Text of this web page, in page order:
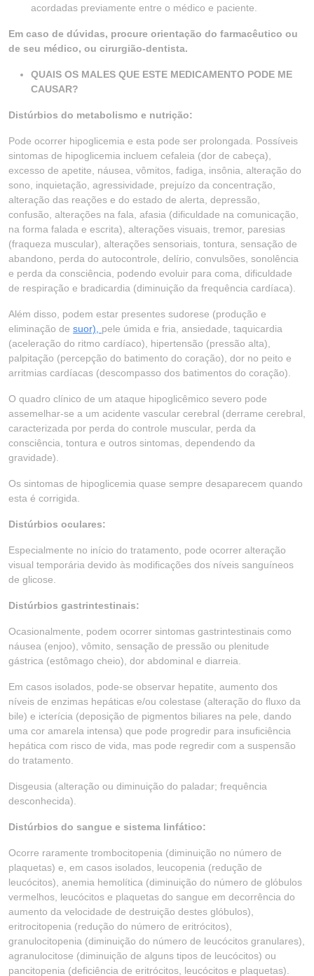
acordadas previamente entre o médico e paciente.
Em caso de dúvidas, procure orientação do farmacêutico ou
de seu médico, ou cirurgião-dentista.
QUAIS OS MALES QUE ESTE MEDICAMENTO PODE ME
CAUSAR?
Distúrbios do metabolismo e nutrição:
Pode ocorrer hipoglicemia e esta pode ser prolongada. Possíveis
sintomas de hipoglicemia incluem cefaleia (dor de cabeça),
excesso de apetite, náusea, vômitos, fadiga, insônia, alteração do
sono, inquietação, agressividade, prejuízo da concentração,
alteração das reações e do estado de alerta, depressão,
confusão, alterações na fala, afasia (dificuldade na comunicação,
na forma falada e escrita), alterações visuais, tremor, paresias
(fraqueza muscular), alterações sensoriais, tontura, sensação de
abandono, perda do autocontrole, delírio, convulsões, sonolência
e perda da consciência, podendo evoluir para coma, dificuldade
de respiração e bradicardia (diminuição da frequência cardíaca).
Além disso, podem estar presentes sudorese (produção e
eliminação de suor), pele úmida e fria, ansiedade, taquicardia
(aceleração do ritmo cardíaco), hipertensão (pressão alta),
palpitação (percepção do batimento do coração), dor no peito e
arritmias cardíacas (descompasso dos batimentos do coração).
O quadro clínico de um ataque hipoglicêmico severo pode
assemelhar-se a um acidente vascular cerebral (derrame cerebral,
caracterizada por perda do controle muscular, perda da
consciência, tontura e outros sintomas, dependendo da
gravidade).
Os sintomas de hipoglicemia quase sempre desaparecem quando
esta é corrigida.
Distúrbios oculares:
Especialmente no início do tratamento, pode ocorrer alteração
visual temporária devido às modificações dos níveis sanguíneos
de glicose.
Distúrbios gastrintestinais:
Ocasionalmente, podem ocorrer sintomas gastrintestinais como
náusea (enjoo), vômito, sensação de pressão ou plenitude
gástrica (estômago cheio), dor abdominal e diarreia.
Em casos isolados, pode-se observar hepatite, aumento dos
níveis de enzimas hepáticas e/ou colestase (alteração do fluxo da
bile) e icterícia (deposição de pigmentos biliares na pele, dando
uma cor amarela intensa) que pode progredir para insuficiência
hepática com risco de vida, mas pode regredir com a suspensão
do tratamento.
Disgeusia (alteração ou diminuição do paladar; frequência
desconhecida).
Distúrbios do sangue e sistema linfático:
Ocorre raramente trombocitopenia (diminuição no número de
plaquetas) e, em casos isolados, leucopenia (redução de
leucócitos), anemia hemolítica (diminuição do número de glóbulos
vermelhos, leucócitos e plaquetas do sangue em decorrência do
aumento da velocidade de destruição destes glóbulos),
eritrocitopenia (redução do número de eritrócitos),
granulocitopenia (diminuição do número de leucócitos granulares),
agranulocitose (diminuição de alguns tipos de leucócitos) ou
pancitopenia (deficiência de eritrócitos, leucócitos e plaquetas).